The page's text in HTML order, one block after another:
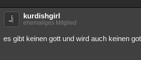
kurdishgirl
ehemaliges Mitglied
es gibt keinen gott und wird auch keinen